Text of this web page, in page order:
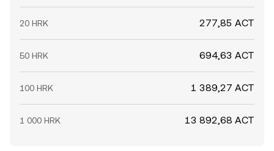
20 HRK 277,85 ACT
50 HRK 694,63 ACT
100 HRK 1 389,27 ACT
1 000 HRK 13 892,68 ACT